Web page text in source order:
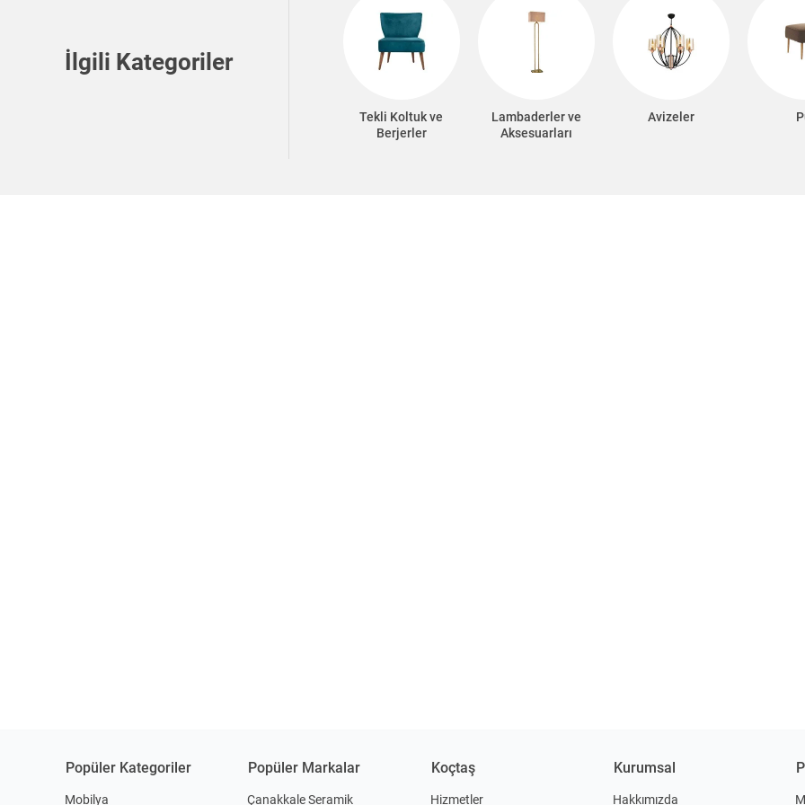
İlgili Kategoriler
Tekli Koltuk ve
Berjerler
Lambaderler ve
Aksesuarları
Avizeler
Popüler Kategoriler
Mobilya
Popüler Markalar
Çanakkale Seramik
Koçtaş
Hizmetler
Kurumsal
Hakkımızda